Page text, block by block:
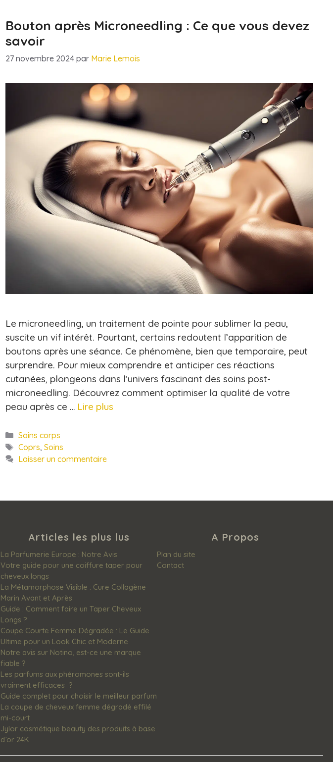
Bouton après Microneedling : Ce que vous devez
savoir
27 novembre 2024 par Marie Lemois
Le microneedling, un traitement de pointe pour sublimer la peau,
suscite un vif intérêt. Pourtant, certains redoutent l’apparition de
boutons après une séance. Ce phénomène, bien que temporaire, peut
surprendre. Pour mieux comprendre et anticiper ces réactions
cutanées, plongeons dans l’univers fascinant des soins post-
microneedling. Découvrez comment optimiser la qualité de votre
peau après ce … Lire plus
Catégories
Soins corps
Étiquettes
Coprs, Soins
Laisser un commentaire
Articles les plus lus
La Parfumerie Europe : Notre Avis
Votre guide pour une coiffure taper pour
cheveux longs
La Métamorphose Visible : Cure Collagène
Marin Avant et Après
Guide : Comment faire un Taper Cheveux
Longs ?
Coupe Courte Femme Dégradée : Le Guide
Ultime pour un Look Chic et Moderne
Notre avis sur Notino, est-ce une marque
fiable ?
Les‌ ‌parfums‌ ‌aux‌ ‌phéromones‌ ‌sont-ils‌
‌vraiment‌ ‌efficaces‌ ‌ ?
Guide complet pour choisir le meilleur parfum
La coupe de cheveux femme dégradé effilé
mi-court
Jylor cosmétique beauty des produits à base
d’or 24K
A Propos
Plan du site
Contact